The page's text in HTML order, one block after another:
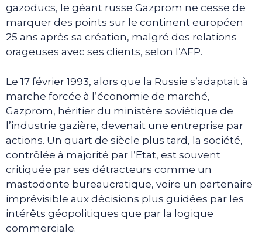
gazoducs, le géant russe Gazprom ne cesse de
marquer des points sur le continent européen
25 ans après sa création, malgré des relations
orageuses avec ses clients, selon l’AFP.
Le 17 février 1993, alors que la Russie s’adaptait à
marche forcée à l’économie de marché,
Gazprom, héritier du ministère soviétique de
l’industrie gazière, devenait une entreprise par
actions. Un quart de siècle plus tard, la société,
contrôlée à majorité par l’Etat, est souvent
critiquée par ses détracteurs comme un
mastodonte bureaucratique, voire un partenaire
imprévisible aux décisions plus guidées par les
intérêts géopolitiques que par la logique
commerciale.